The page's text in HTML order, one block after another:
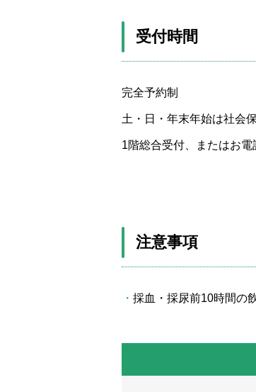
受付時間
完全予約制
土・日・年末年始は社会
1階総合受付、またはお電
注意事項
採血・採尿前10時間の